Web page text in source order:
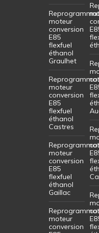
moteur
conversion
E85
flexfuel
éthanol
Graulhet
moteur
conversion
E85
flexfuel
éthanol
Castres
moteur
conversion
E85
flexfuel
éthanol
Gaillac
moteur
conversion